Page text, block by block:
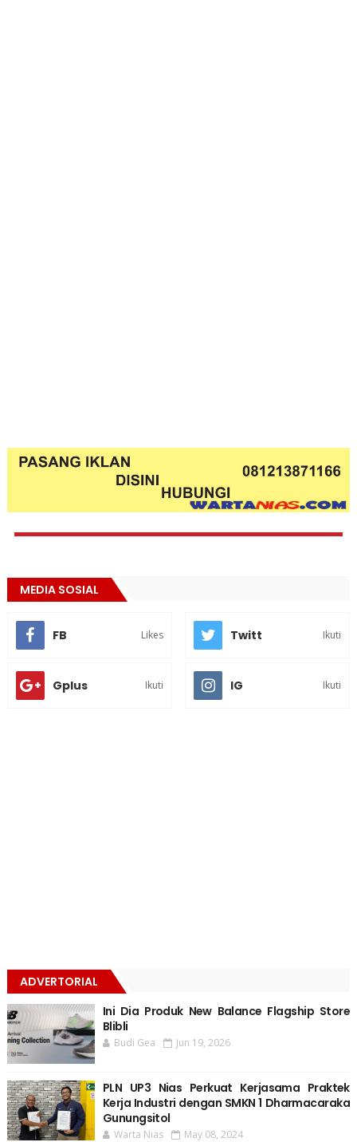
MEDIA SOSIAL
FB Likes Twitt Ikuti
Gplus Ikuti IG Ikuti
ADVERTORIAL
Ini Dia Produk New Balance Flagship Store
Blibli
Budi Gea Jun 19, 2026
PLN UP3 Nias Perkuat Kerjasama Praktek
Kerja Industri dengan SMKN 1 Dharmacaraka
Gunungsitol
Warta Nias May 08, 2024